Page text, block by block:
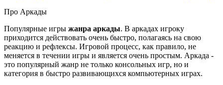
Про Аркады
Популярные игры жанра аркады. В аркадах игроку
приходится действовать очень быстро, полагаясь на свою
реакцию и рефлексы. Игровой процесс, как правило, не
меняется в течении игры и является очень простым. Аркада -
это популярный жанр не только консольных игр, но и
категория в быстро развивающихся компьютерных играх.